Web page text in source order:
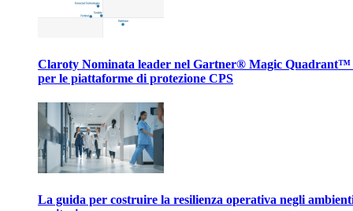
Claroty Nominata leader nel Gartner® Magic Quadrant™
per le piattaforme di protezione CPS
La guida per costruire la resilienza operativa negli